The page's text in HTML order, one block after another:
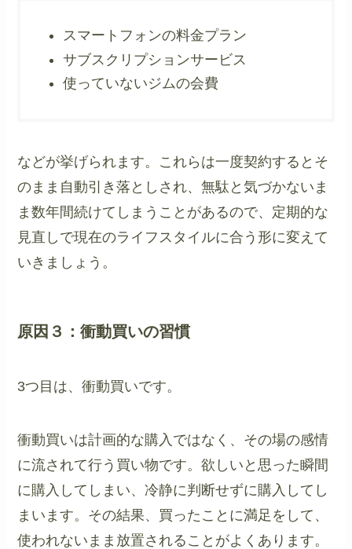
スマートフォンの料金プラン
サブスクリプションサービス
使っていないジムの会費
などが挙げられます。これらは一度契約するとそ
のまま自動引き落としされ、無駄と気づかないま
ま数年間続けてしまうことがあるので、定期的な
見直しで現在のライフスタイルに合う形に変えて
いきましょう。
原因３：衝動買いの習慣
3つ目は、衝動買いです。
衝動買いは計画的な購入ではなく、その場の感情
に流されて行う買い物です。欲しいと思った瞬間
に購入してしまい、冷静に判断せずに購入してし
まいます。その結果、買ったことに満足をして、
使われないまま放置されることがよくあります。